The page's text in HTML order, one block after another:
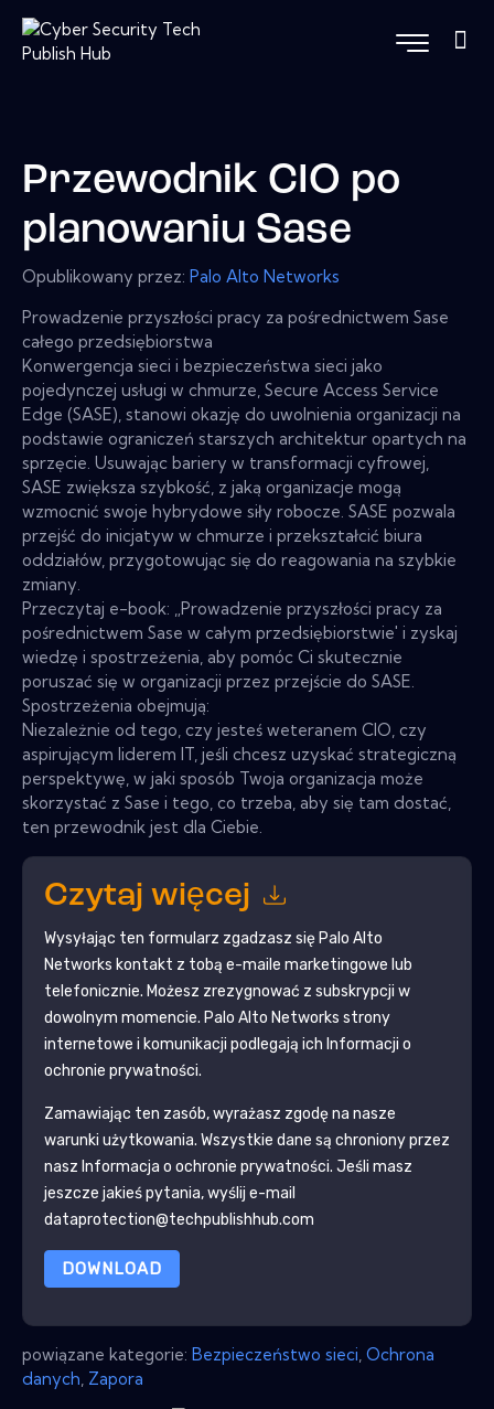
Przewodnik CIO po
planowaniu Sase
Opublikowany przez: Palo Alto Networks
Prowadzenie przyszłości pracy za pośrednictwem Sase
całego przedsiębiorstwa
Konwergencja sieci i bezpieczeństwa sieci jako
pojedynczej usługi w chmurze, Secure Access Service
Edge (SASE), stanowi okazję do uwolnienia organizacji na
podstawie ograniczeń starszych architektur opartych na
sprzęcie. Usuwając bariery w transformacji cyfrowej,
SASE zwiększa szybkość, z jaką organizacje mogą
wzmocnić swoje hybrydowe siły robocze. SASE pozwala
przejść do inicjatyw w chmurze i przekształcić biura
oddziałów, przygotowując się do reagowania na szybkie
zmiany.
Przeczytaj e-book: „Prowadzenie przyszłości pracy za
pośrednictwem Sase w całym przedsiębiorstwie' i zyskaj
wiedzę i spostrzeżenia, aby pomóc Ci skutecznie
poruszać się w organizacji przez przejście do SASE.
Spostrzeżenia obejmują:
Niezależnie od tego, czy jesteś weteranem CIO, czy
aspirującym liderem IT, jeśli chcesz uzyskać strategiczną
perspektywę, w jaki sposób Twoja organizacja może
skorzystać z Sase i tego, co trzeba, aby się tam dostać,
ten przewodnik jest dla Ciebie.
Czytaj więcej
Wysyłając ten formularz zgadzasz się Palo Alto
Networks kontakt z tobą e-maile marketingowe lub
telefonicznie. Możesz zrezygnować z subskrypcji w
dowolnym momencie. Palo Alto Networks strony
internetowe i komunikacji podlegają ich Informacji o
ochronie prywatności.
Zamawiając ten zasób, wyrażasz zgodę na nasze
warunki użytkowania. Wszystkie dane są chroniony przez
nasz Informacja o ochronie prywatności. Jeśli masz
jeszcze jakieś pytania, wyślij e-mail
dataprotection@techpublishhub.com
DOWNLOAD
powiązane kategorie: Bezpieczeństwo sieci Ochrona
danych Zapora